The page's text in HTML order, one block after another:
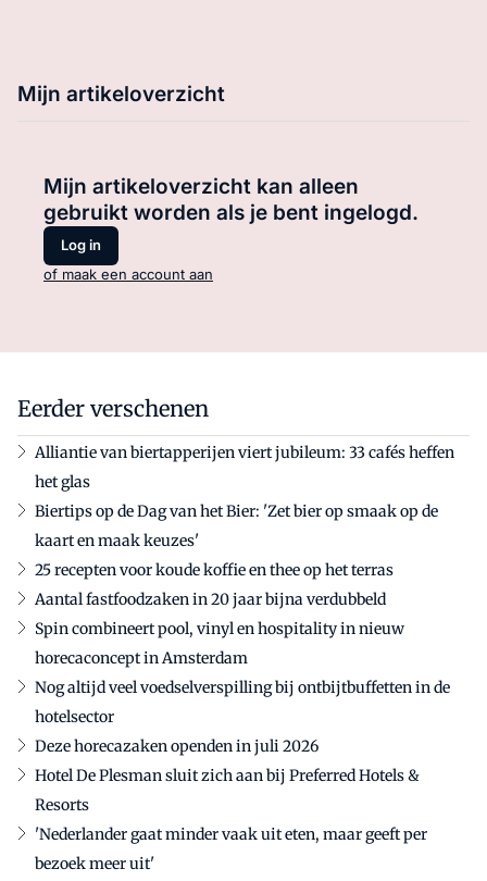
Mijn artikeloverzicht
Mijn artikeloverzicht kan alleen
gebruikt worden als je bent ingelogd.
Log in
of maak een account aan
Eerder verschenen
Alliantie van biertapperijen viert jubileum: 33 cafés heffen
het glas
Biertips op de Dag van het Bier: 'Zet bier op smaak op de
kaart en maak keuzes'
25 recepten voor koude koffie en thee op het terras
Aantal fastfoodzaken in 20 jaar bijna verdubbeld
Spin combineert pool, vinyl en hospitality in nieuw
horecaconcept in Amsterdam
Nog altijd veel voedselverspilling bij ontbijtbuffetten in de
hotelsector
Deze horecazaken openden in juli 2026
Hotel De Plesman sluit zich aan bij Preferred Hotels &
Resorts
'Nederlander gaat minder vaak uit eten, maar geeft per
bezoek meer uit'